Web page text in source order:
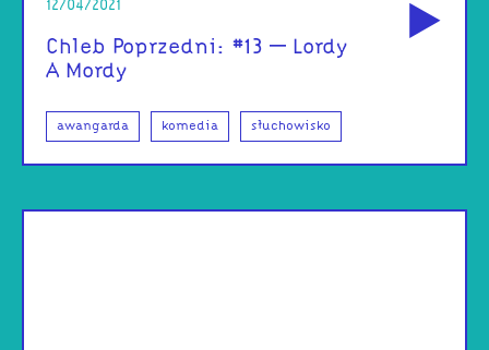
12/04/2021
Chleb Poprzedni: #13 – Lordy
A Mordy
awangarda komedia słuchowisko